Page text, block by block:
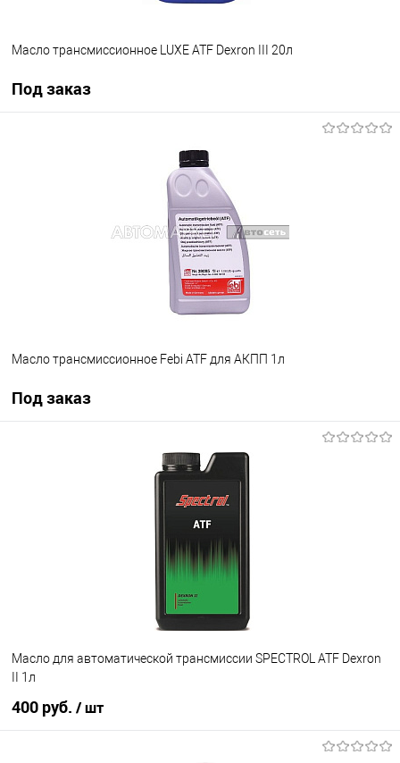
Масло трансмиссионное LUXE ATF Dexron III 20л
Под заказ
Масло трансмиссионное Febi ATF для АКПП 1л
Под заказ
Под заказ
Масло для автоматической трансмиссии SPECTROL ATF Dexron
II 1л
400 руб. / шт